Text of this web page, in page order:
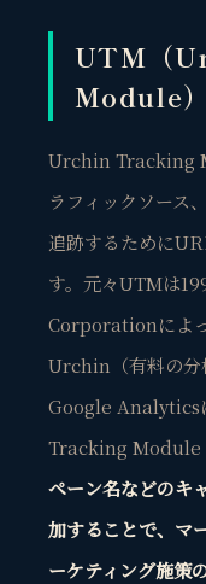
UTM（
Module
Urchin Tracking
ラフィックソース
追跡するために
す。元々UTMは
Corporationによ
Urchin（有料の分
Google Analytics
Tracking Module
ペーン名などのキ
加することで、マ
ーケティング施策